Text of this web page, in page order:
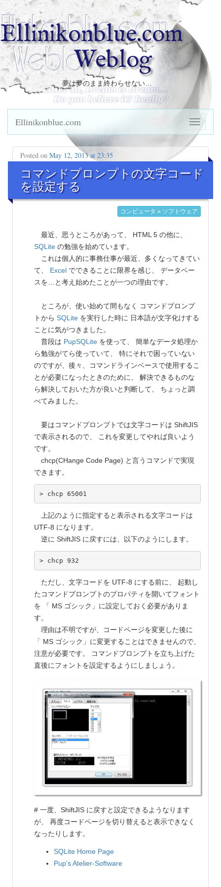
Ellinikonblue.com
Weblog
夢は夢のまま終わらせない…
Ellinikonblue.com
Posted on May 12, 2013 at 23:35
コマンドプロンプトの文字コード
を設定する
コンピュータ » ソフトウェア
最近、思うところがあって、 HTML 5 の他に、
SQLite の勉強を始めています。
これは個人的に事務仕事が最近、多くなってきてい
て、 Excel でできることに限界を感じ、 データベー
スを…と考え始めたことが一つの理由です。
ところが、使い始めて間もなく コマンドプロンプ
トから SQLite を実行した時に 日本語が文字化けする
ことに気がつきました。
普段は PupSQLite を使って、 簡単なデータ処理か
ら勉強がてら使っていて、 特にそれで困っていない
のですが、後々、コマンドラインベースで使用するこ
とが必要になったときのために、 解決できるものな
ら解決しておいた方が良いと判断して、 ちょっと調
べてみました。
要はコマンドプロンプトでは文字コードは ShiftJIS
で表示されるので、 これを変更してやれば良いよう
です。
chcp(CHange Code Page) と言うコマンドで実現
できます。
上記のように指定すると表示される文字コードは
UTF-8 になります。
逆に ShiftJIS に戻すには、以下のようにします。
ただし、文字コードを UTF-8 にする前に、 起動し
たコマンドプロンプトのプロパティを開いてフォント
を 「 MS ゴシック」に設定しておく必要がありま
す。
理由は不明ですが、コードページを変更した後に
「 MS ゴシック」に変更することはできませんので、
注意が必要です。 コマンドプロンプトを立ち上げた
直後にフォントを設定するようにしましょう。
# 一度、ShiftJIS に戻すと設定できるようなります
が、 再度コードページを切り替えると表示できなく
なったりします。
SQLite Home Page
Pup's Atelier-Software